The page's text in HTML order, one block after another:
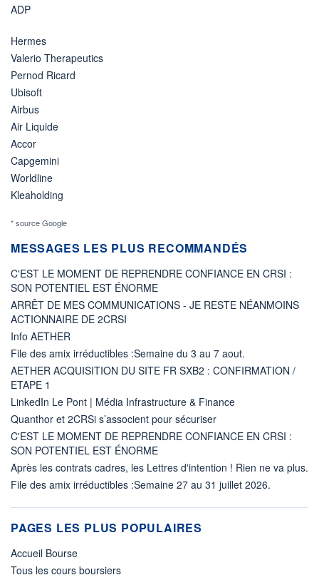
ADP
Hermes
Valerio Therapeutics
Pernod Ricard
Ubisoft
Airbus
Air Liquide
Accor
Capgemini
Worldline
Kleaholding
* source Google
MESSAGES LES PLUS RECOMMANDÉS
C'EST LE MOMENT DE REPRENDRE CONFIANCE EN CRSI :
SON POTENTIEL EST ÉNORME
ARRÊT DE MES COMMUNICATIONS - JE RESTE NÉANMOINS
ACTIONNAIRE DE 2CRSI
Info AETHER
File des amix irréductibles :Semaine du 3 au 7 aout.
AETHER ACQUISITION DU SITE FR SXB2 : CONFIRMATION /
ETAPE 1
LinkedIn Le Pont | Média Infrastructure & Finance
Quanthor et 2CRSi s’associent pour sécuriser
C'EST LE MOMENT DE REPRENDRE CONFIANCE EN CRSI :
SON POTENTIEL EST ÉNORME
Après les contrats cadres, les Lettres d'intention ! Rien ne va plus.
File des amix irréductibles :Semaine 27 au 31 juillet 2026.
PAGES LES PLUS POPULAIRES
Accueil Bourse
Tous les cours boursiers